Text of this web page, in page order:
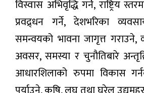
विस्वास अभिवृद्धि गर्ने, राष्ट्रिय
प्रवद्र्धन गर्ने, देशभरिका
समन्वयको भावना जागृत्त गराउने,
अवसर, समस्या र चुनौतिबारे
आधारशिलाको रुपमा विकास